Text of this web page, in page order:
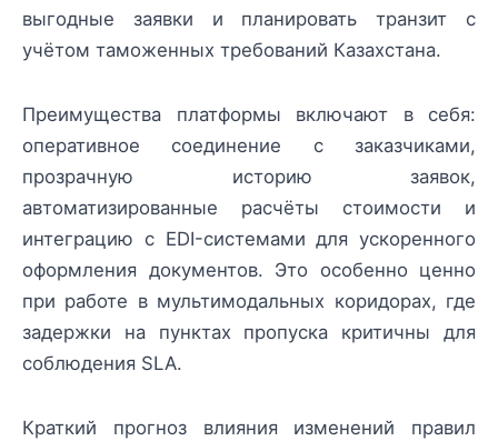
выгодные заявки и планировать транзит с
учётом таможенных требований Казахстана.
Преимущества платформы включают в себя:
оперативное соединение с заказчиками,
прозрачную историю заявок,
автоматизированные расчёты стоимости и
интеграцию с EDI-системами для ускоренного
оформления документов. Это особенно ценно
при работе в мультимодальных коридорах, где
задержки на пунктах пропуска критичны для
соблюдения SLA.
Краткий прогноз влияния изменений правил